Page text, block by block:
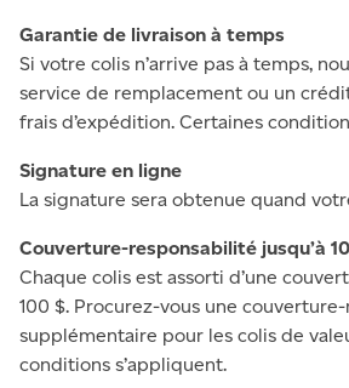
Garantie de livraison à temps
Si votre colis n’arrive pas à temps,
service de remplacement ou un
frais d’expédition. Certaines
Signature en ligne
La signature sera obtenue quand
Couverture-responsabilité jusqu’à
Chaque colis est assorti d’une
100 $. Procurez-vous une
supplémentaire pour les colis de
conditions s’appliquent.